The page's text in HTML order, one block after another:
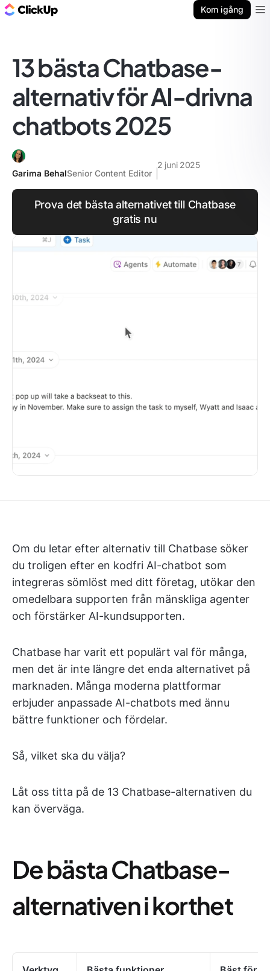
Kom igång
13 bästa Chatbase-
alternativ för AI-drivna
chatbots 2025
Garima BehalSenior Content Editor
2 juni 2025
Prova det bästa alternativet till Chatbase
gratis nu
Om du letar efter alternativ till Chatbase söker
du troligen efter en kodfri AI-chatbot som
integreras sömlöst med ditt företag, utökar den
omedelbara supporten från mänskliga agenter
och förstärker AI-kundsupporten.
Chatbase har varit ett populärt val för många,
men det är inte längre det enda alternativet på
marknaden. Många moderna plattformar
erbjuder anpassade AI-chatbots med ännu
bättre funktioner och fördelar.
Så, vilket ska du välja?
Låt oss titta på de 13 Chatbase-alternativen du
kan överväga.
De bästa Chatbase-
alternativen i korthet